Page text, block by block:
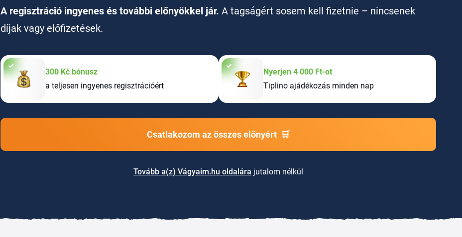
A regisztráció ingyenes és további előnyökkel jár. A tagságért sosem kell fizetnie – nincsenek
díjak vagy előfizetések.
300 Kč bónusz
a teljesen ingyenes regisztrációért
Nyerjen 4 000 Ft-ot
Tiplino ajádékozás minden nap
Csatlakozom az összes előnyért 🛒
Tovább a(z) Vágyaim.hu oldalára jutalom nélkül